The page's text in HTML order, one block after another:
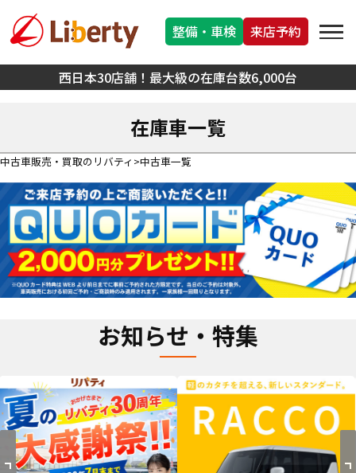
西日本30店舗！最大級の在庫台数6,000台
整備・車検 来店予約
在庫車一覧
中古車販売・買取のリバティ 中古車一覧
お知らせ・特集